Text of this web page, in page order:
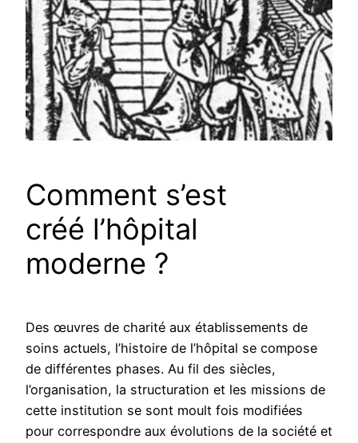
Comment s’est
créé l’hôpital
moderne ?
Des œuvres de charité aux établissements de
soins actuels, l’histoire de l’hôpital se compose
de différentes phases. Au fil des siècles,
l’organisation, la structuration et les missions de
cette institution se sont moult fois modifiées
pour correspondre aux évolutions de la société et